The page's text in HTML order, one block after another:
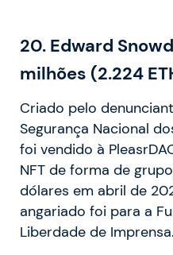
20. Edward
milhões (2.224
Criado pelo
Segurança Nacional
foi vendido à
NFT de forma de
dólares em abril de
angariado foi para a
Liberdade de Imprensa.